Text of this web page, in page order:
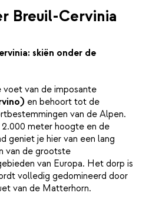
Breuil-Cervinia
skiën onder de
voet van de imposante
en behoort tot de
van de Alpen.
2.000 meter hoogte en de
geniet je hier van een lang
van de grootste
van Europa. Het dorp is
volledig gedomineerd door
van de Matterhorn.